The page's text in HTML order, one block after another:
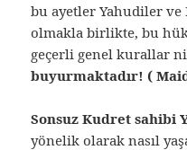
bu ayetler Yahudiler
olmakla birlikte, bu
geçerli genel kurallar
buyurmaktadır! (
Sonsuz Kudret sahibi
yönelik olarak nasıl